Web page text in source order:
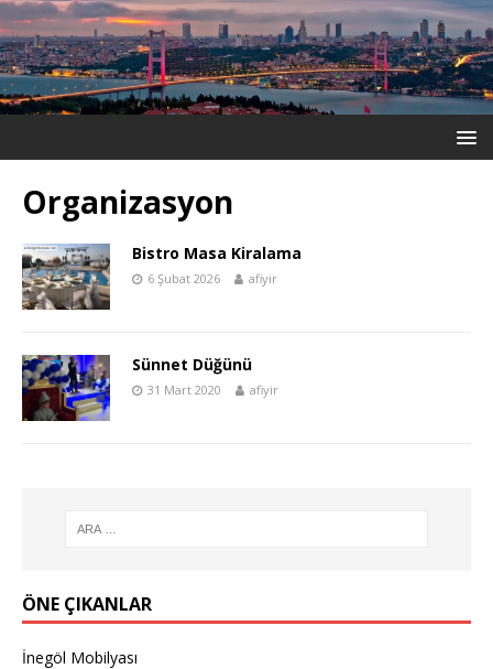
Organizasyon
Bistro Masa Kiralama
6 Şubat 2026 afiyir
Sünnet Düğünü
31 Mart 2020 afiyir
ÖNE ÇIKANLAR
İnegöl Mobilyası